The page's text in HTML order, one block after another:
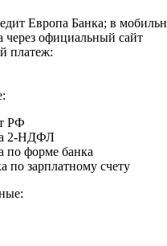
Европа Банка; в
через официальный сайт
платеж:
РФ
2-НДФЛ
по форме банка
по зарплатному счету